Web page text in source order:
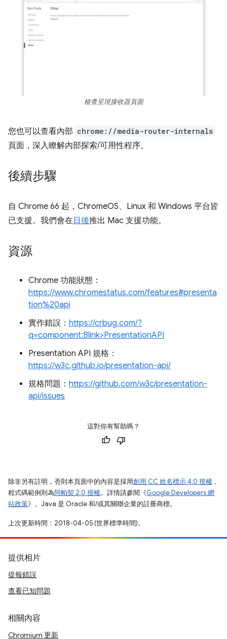
檢查呈現接收器頁面
您也可以查看內部 chrome://media-router-internals
頁面，深入瞭解內部探索/可用性程序。
後續步驟
自 Chrome 66 起，ChromeOS、Linux 和 Windows 平台皆
已支援。我們會在日後推出 Mac 支援功能。
資源
Chrome 功能狀態：
https://www.chromestatus.com/features#presenta
tion%20api
實作錯誤： https://crbug.com/?
q=component:Blink>PresentationAPI
Presentation API 規格：
https://w3c.github.io/presentation-api/
規格問題： https://github.com/w3c/presentation-
api/issues
這對你有幫助嗎？
除非另有註明，否則本頁面中的內容是採用創用 CC 姓名標示 4.0 授權 ，
程式碼範例則為阿帕契 2.0 授權。詳情請參閱《Google Developers 網
站政策》。Java 是 Oracle 和/或其關聯企業的註冊商標。
上次更新時間：2018-04-05 (世界標準時間)。
提供相片
提報錯誤
查看已知問題
相關內容
Chromium 更新